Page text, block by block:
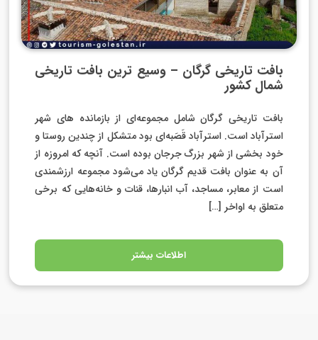
بافت تاریخی گرگان – وسیع ترین بافت تاریخی
شمال کشور
بافت تاریخی گرگان شامل مجموعه‌ای از بازمانده های شهر
استرآباد است. استرآباد قَصَبه‌ای بود متشکل از چندین روستا و
خود بخشی از شهر بزرگ جرجان بوده است. آنچه که امروزه از
آن به عنوان بافت قدیم گرگان یاد می‌شود مجموعه ارزشمندی
است از معابر، مساجد، آب‌ انبارها، قنات و خانه‌هایی که برخی
متعلق به اواخر […]
اطلاعات بیشتر